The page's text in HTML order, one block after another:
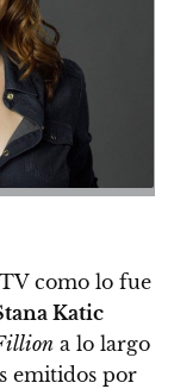
como lo fue
Katic
a lo largo
emitidos por